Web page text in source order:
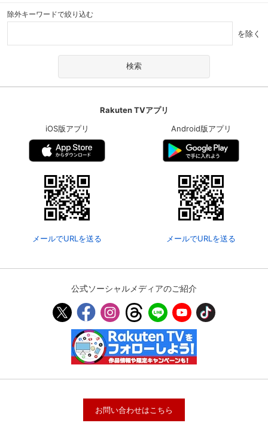
除外キーワードで絞り込む
を除く
Rakuten TVアプリ
iOS版アプリ
メールでURLを送る
Android版アプリ
メールでURLを送る
公式ソーシャルメディアのご紹介
お問い合わせはこちら